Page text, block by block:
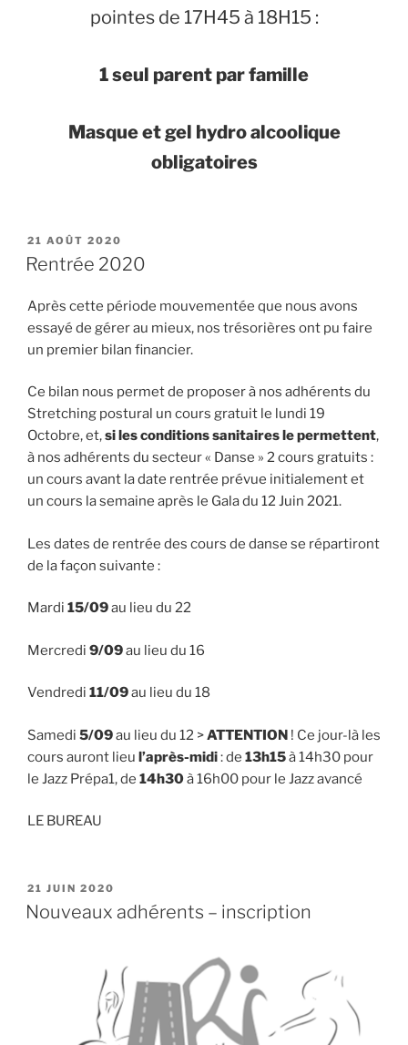
pointes de 17H45 à 18H15 :
1 seul parent par famille
Masque et gel hydro alcoolique
obligatoires
PUBLIÉ
LE
21 AOÛT 2020
Rentrée 2020
Après cette période mouvementée que nous avons
essayé de gérer au mieux, nos trésorières ont pu faire
un premier bilan financier.
Ce bilan nous permet de proposer à nos adhérents du
Stretching postural un cours gratuit le lundi 19
Octobre, et,si les conditions sanitaires le permettent,
à nos adhérents du secteur « Danse » 2 cours gratuits :
un cours avant la date rentrée prévue initialement et
un cours la semaine après le Gala du 12 Juin 2021.
Les dates de rentrée des cours de danse se répartiront
de la façon suivante :
Mardi 15/09au lieu du 22
Mercredi 9/09au lieu du 16
Vendredi 11/09au lieu du 18
Samedi 5/09au lieu du 12 >ATTENTION ! Ce jour-là les
cours auront lieu l’après-midi: de 13h15à 14h30 pour
le Jazz Prépa1, de 14h30à 16h00 pour le Jazz avancé
LE BUREAU
PUBLIÉ
LE
21 JUIN 2020
Nouveaux adhérents – inscription